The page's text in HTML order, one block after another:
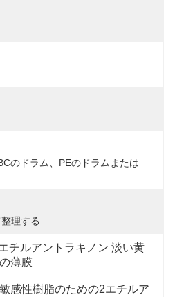
のドラム、PEのドラムまたは
理する
チルアントラキノン 淡い黄
薄膜
感性樹脂のための2エチルア